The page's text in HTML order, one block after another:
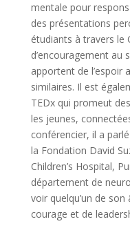
mentale pour
des présentations
étudiants à travers le
d’encouragement au
apportent de l’espoir
similaires. Il est
TEDx qui promeut
les jeunes,
conférencier, il a
la Fondation David
Children’s Hospital,
département de
voir quelqu’un de
courage et de